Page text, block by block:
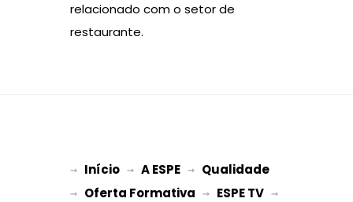
relacionado com o setor de
restaurante.
→ Início → A ESPE → Qualidade
→ Oferta Formativa → ESPE TV